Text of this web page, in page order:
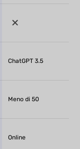
ChatGPT 3.5
Meno di 50
Online